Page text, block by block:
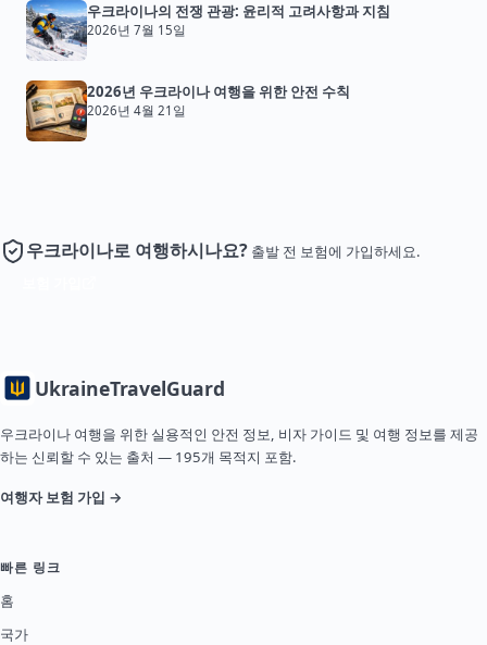
우크라이나의 전쟁 관광: 윤리적 고려사항과 지침
2026년 7월 15일
2026년 우크라이나 여행을 위한 안전 수칙
2026년 4월 21일
우크라이나로 여행하시나요? 출발 전 보험에 가입하세요.
UkraineTravelGuard
우크라이나 여행을 위한 실용적인 안전 정보, 비자 가이드 및 여행 정보를 제공
하는 신뢰할 수 있는 출처 — 195개 목적지 포함.
여행자 보험 가입 →
빠른 링크
홈
국가